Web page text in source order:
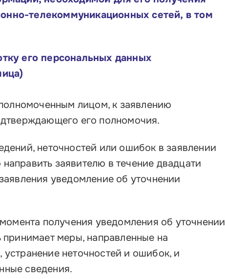
телекоммуникационных сетей, в том
его персональных данных
лицом, к заявлению
его полномочия.
неточностей или ошибок в заявлении
заявителю в течение двадцати
уведомление об уточнении
получения уведомления об уточнении
принимает меры, направленные на
неточностей и ошибок, и
сведения.